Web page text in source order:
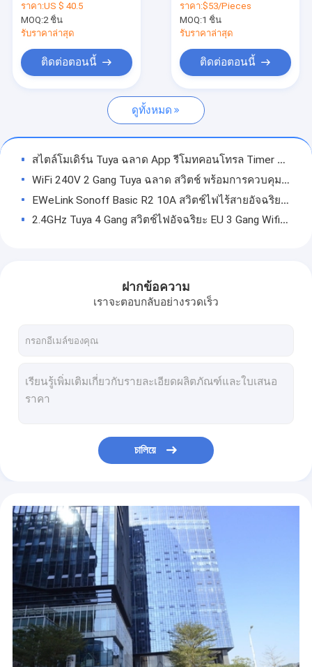
Tuya ฉลาด กล้อง
เซนเซอร์ปลุกอัจฉริยะ
ออดวิดีโออัจฉริยะ
เครื่องตรวจจับควันอัจฉริยะ
ไฟ LED อัจฉริยะ WiFi
Heating
Programmable
433mhz เทอร์โมสตัท
ราคา:US $ 40.5
MOQ:2 ชิ้น
รับราคาล่าสุด
ติดต่อตอนนี้
PIR Motion WiFi 2MP
CCTV Security IP
Camera
ราคา:$53/Pieces
MOQ:1 ชิ้น
รับราคาล่าสุด
ติดต่อตอนนี้
ดูทั้งหมด
สไตล์โมเดิร์น Tuya ฉลาด App รีโมทคอนโทรล Timer Wall Socket ยอดนิยม Uk Standard ฉลาด Socket
WiFi 240V 2 Gang Tuya ฉลาด สวิตช์ พร้อมการควบคุมด้วยเสียงของ Google Alexa
EWeLink Sonoff Basic R2 10A สวิตช์ไฟไร้สายอัจฉริยะ Wifi 1 Gang
2.4GHz Tuya 4 Gang สวิตช์ไฟอัจฉริยะ EU 3 Gang Wifi Light สวิตช์
สีดำ 600W Tuya ฉลาด สวิตช์ สวิตช์กระจกเทมเปอร์ 86x86
120 * 74 มม. Wifi สมาร์ทสวิตช์ไฟติดผนังแผงกระจก 250V
สมาร์ทโฮม Uk ตัวจับเวลามาตรฐานสัมผัสสวิตช์ผนังอัจฉริยะควบคุมเวลาสวิตช์ไฟหลอดไฟ
300W 2.4GHz WIFI Circuit Breaker Tuya ฉลาด สวิตช์ ไฟปรับได้
Glomarket 600W Tuya ฉลาด สวิตช์ สวิตช์ไฟอัจฉริยะ 3 แก๊งค์ Dimmer
4 Gang EU UK Standard Touch กรอบอลูมิเนียมสวิตช์จับเวลาอัจฉริยะ 4 Gang ฉลาด สวิตช์ Tuya WiFi
3 Gang EU UK มาตรฐาน Tuya สมาร์ทสวิตช์ไฟสวิตช์ไฟฟ้า WiFi ฉลาด Home Voice Control
Alexa 15A สวิตช์หรี่ไฟแบบสัมผัสแก้ว
Classic US Standard Wifi ฉลาด Wall สวิตช์ ตารางการควบคุมด้วยเสียง รีโมทคอนโทรล โดย Tuya App ฉลาด Electric สวิตช์
ฝากข้อความ
เราจะตอบกลับอย่างรวดเร็ว
চালিয়ে